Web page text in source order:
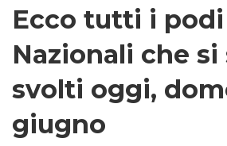
Ecco tutti i podi
Nazionali che si
svolti oggi,
giugno